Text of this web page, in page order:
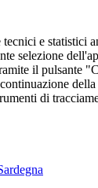
e statistici
selezione
il pulsante
di